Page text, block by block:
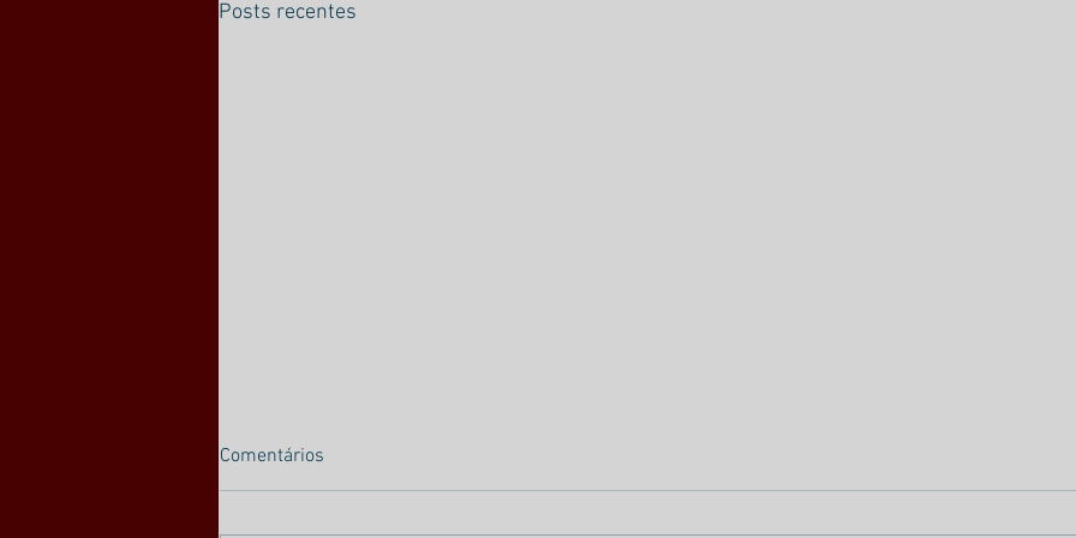
Posts recentes
Comentários